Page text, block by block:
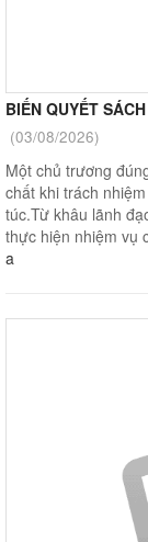
BIẾN QUYẾT
(03/08/2026)
Một chủ trương
chất khi trách
túc.Từ khâu lãnh
thực hiện nhiệm vụ
a